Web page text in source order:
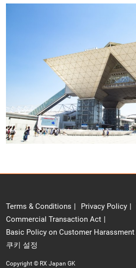
Terms & Conditions Privacy Policy
Commercial Transaction Act
Basic Policy on Customer Harassment
쿠키 설정
Copyright © RX Japan GK